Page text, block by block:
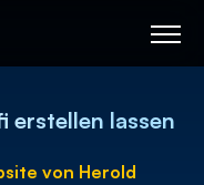
erstellen lassen
von Herold